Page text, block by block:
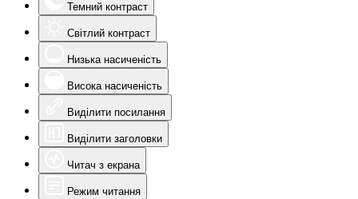
Темний контраст
Світлий контраст
Низька насиченість
Висока насиченість
Виділити посилання
Виділити заголовки
Читач з екрана
Режим читання